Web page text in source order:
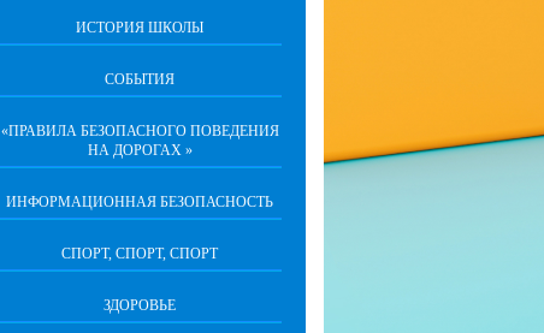
ИСТОРИЯ ШКОЛЫ
СОБЫТИЯ
«ПРАВИЛА БЕЗОПАСНОГО ПОВЕДЕНИЯ
НА ДОРОГАХ »
ИНФОРМАЦИОННАЯ БЕЗОПАСНОСТЬ
СПОРТ, СПОРТ, СПОРТ
ЗДОРОВЬЕ